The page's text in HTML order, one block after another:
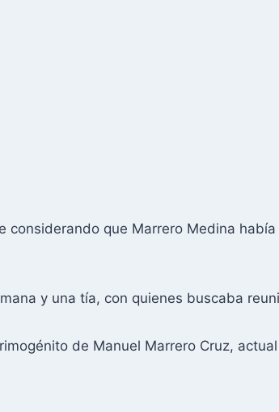
considerando que Marrero Medina
y una tía, con quienes buscaba
de Manuel Marrero Cruz,